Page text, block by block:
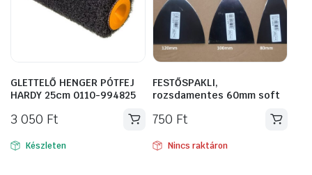
GLETTELŐ HENGER PÓTFEJ
HARDY 25cm 0110-994825
3 050 Ft
Készleten
FESTŐSPAKLI,
rozsdamentes 60mm soft
750 Ft
Nincs raktáron